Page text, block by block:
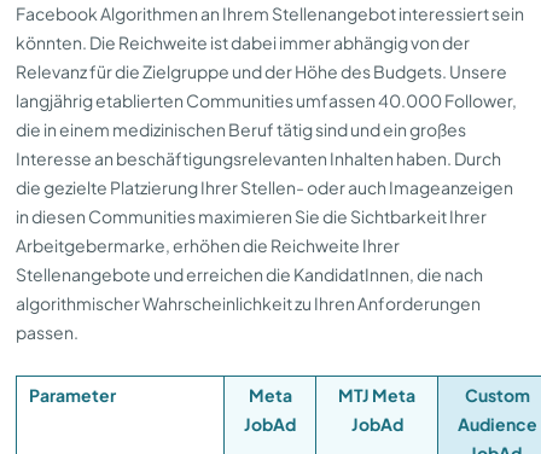
Facebook Algorithmen an Ihrem Stellenangebot interessiert sein
könnten. Die Reichweite ist dabei immer abhängig von der
Relevanz für die Zielgruppe und der Höhe des Budgets. Unsere
langjährig etablierten Communities umfassen 40.000 Follower,
die in einem medizinischen Beruf tätig sind und ein großes
Interesse an beschäftigungsrelevanten Inhalten haben. Durch
die gezielte Platzierung Ihrer Stellen- oder auch Imageanzeigen
in diesen Communities maximieren Sie die Sichtbarkeit Ihrer
Arbeitgebermarke, erhöhen die Reichweite Ihrer
Stellenangebote und erreichen die KandidatInnen, die nach
algorithmischer Wahrscheinlichkeit zu Ihren Anforderungen
passen.
Parameter
Meta
JobAd
MTJ Meta
JobAd
Custom
Audience